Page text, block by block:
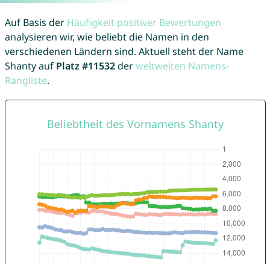
Auf Basis der Häufigkeit positiver Bewertungen
analysieren wir, wie beliebt die Namen in den
verschiedenen Ländern sind. Aktuell steht der Name
Shanty auf Platz #11532derweltweiten Namens-
Rangliste.